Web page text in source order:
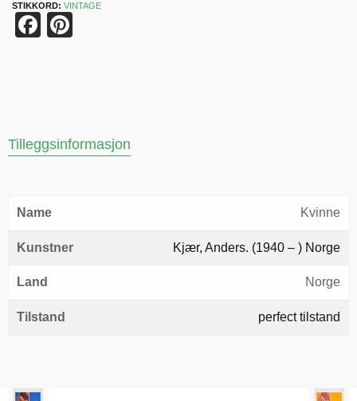
STIKKORD: VINTAGE
Facebook
Tilleggsinformasjon
Name Kvinne
Kunstner Kjær, Anders. (1940 – ) Norge
Land Norge
Tilstand perfect tilstand